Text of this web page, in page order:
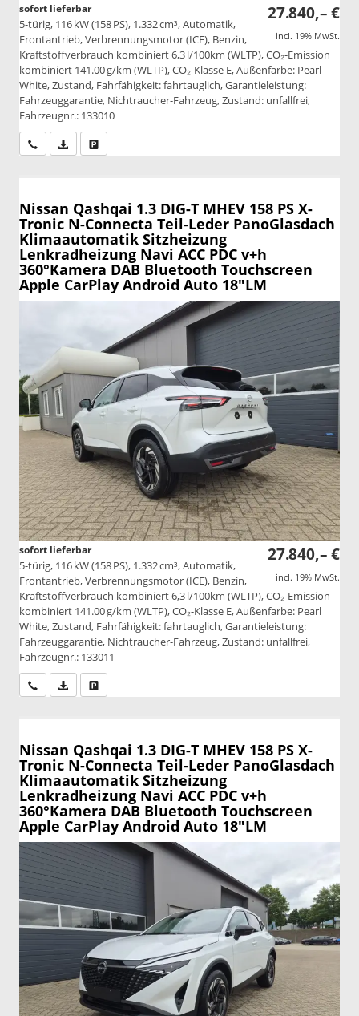
27.840,– €
incl. 19% MwSt.
sofort lieferbar
5-türig, 116 kW (158 PS), 1.332 cm³, Automatik,
Frontantrieb, Verbrennungsmotor (ICE), Benzin,
Kraftstoffverbrauch kombiniert 6,3 l/100km (WLTP), CO₂-Emission
kombiniert 141.00 g/km (WLTP), CO₂-Klasse E, Außenfarbe: Pearl
White, Zustand, Fahrfähigkeit: fahrtauglich, Garantieleistung:
Fahrzeuggarantie, Nichtraucher-Fahrzeug, Zustand: unfallfrei,
Fahrzeugnr.: 133010
Wir rufen Sie anPDF-Datei, Fahrzeugexposé drucken
Nissan Qashqai 1.3 DIG-T MHEV 158 PS X-
Tronic N-Connecta Teil-Leder PanoGlasdach
Klimaautomatik Sitzheizung
Lenkradheizung Navi ACC PDC v+h
360°Kamera DAB Bluetooth Touchscreen
Apple CarPlay Android Auto 18"LM
27.840,– €
incl. 19% MwSt.
sofort lieferbar
5-türig, 116 kW (158 PS), 1.332 cm³, Automatik,
Frontantrieb, Verbrennungsmotor (ICE), Benzin,
Kraftstoffverbrauch kombiniert 6,3 l/100km (WLTP), CO₂-Emission
kombiniert 141.00 g/km (WLTP), CO₂-Klasse E, Außenfarbe: Pearl
White, Zustand, Fahrfähigkeit: fahrtauglich, Garantieleistung:
Fahrzeuggarantie, Nichtraucher-Fahrzeug, Zustand: unfallfrei,
Fahrzeugnr.: 133011
Wir rufen Sie anPDF-Datei, Fahrzeugexposé drucken
Nissan Qashqai 1.3 DIG-T MHEV 158 PS X-
Tronic N-Connecta Teil-Leder PanoGlasdach
Klimaautomatik Sitzheizung
Lenkradheizung Navi ACC PDC v+h
360°Kamera DAB Bluetooth Touchscreen
Apple CarPlay Android Auto 18"LM